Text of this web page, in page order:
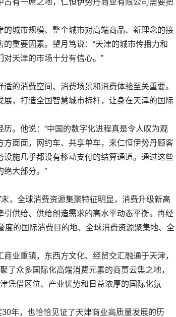
有一席之地，仁恒伊势丹商业有限公司需要把
城市规模、整个城市对高端商品、新理念的接
重要因素。望月笃说：“天津的城市传播力和
天津的市场十分有信心。”
消费空间、消费场景和消费体验至关重要。
，打造全国智慧城市标杆，让身在天津的国际
。他说：“中国的数字化进程真是令人叹为观
面面，网约车、共享单车，来仁恒伊势丹顾客
施几乎都设有移动支付的结算通道。通过这些
绝大部分。”
，全球消费资源集聚特征明显，消费升级新高
供给、供给创造需求的高水平动态平衡。再经
的国际消费目的地、全球消费资源聚集地、全
重镇，东西方文化、经贸交汇融通于天津，
了众多国际化高端消费元素的商贾云集之地，
凭借区位、产业优势和日益浓厚的国际化氛
年，也恰恰见证了天津商业高质量发展的历